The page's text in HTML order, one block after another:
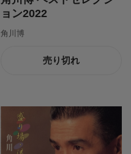
ョン2022
角川博
売り切れ